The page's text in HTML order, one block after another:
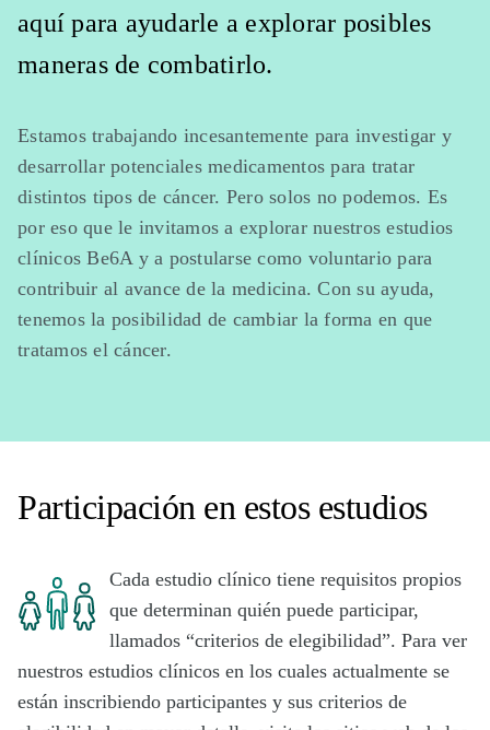
aquí para ayudarle a explorar posibles
maneras de combatirlo.
Estamos trabajando incesantemente para investigar y
desarrollar potenciales medicamentos para tratar
distintos tipos de cáncer. Pero solos no podemos. Es
por eso que le invitamos a explorar nuestros estudios
clínicos Be6A y a postularse como voluntario para
contribuir al avance de la medicina. Con su ayuda,
tenemos la posibilidad de cambiar la forma en que
tratamos el cáncer.
Participación en estos estudios
Cada estudio clínico tiene requisitos propios
que determinan quién puede participar,
llamados “criterios de elegibilidad”. Para ver
nuestros estudios clínicos en los cuales actualmente se
están inscribiendo participantes y sus criterios de